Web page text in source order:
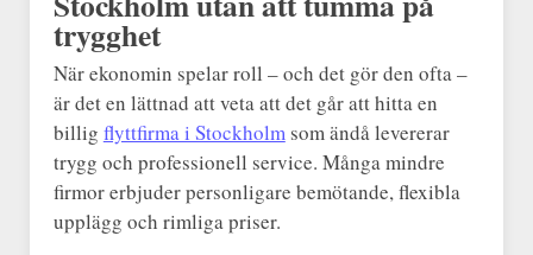
trygghet
När ekonomin spelar roll – och det gör den ofta –
är det en lättnad att veta att det går att hitta en
billig flyttfirma i Stockholmsom ändå levererar
trygg och professionell service. Många mindre
firmor erbjuder personligare bemötande, flexibla
upplägg och rimliga priser.